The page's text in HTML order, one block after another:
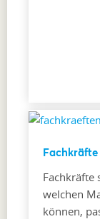
Fachkräfte
welchen
können,